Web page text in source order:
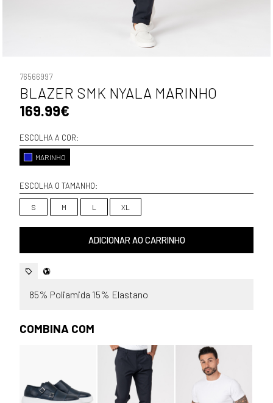
76566997
BLAZER SMK NYALA MARINHO
169.99€
ESCOLHA A COR:
MARINHO
ESCOLHA O TAMANHO:
S M L XL
ADICIONAR AO CARRINHO
85% Poliamida 15% Elastano
COMBINA COM